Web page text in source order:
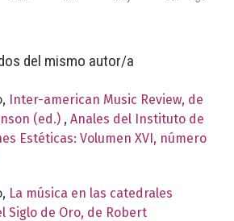
del mismo autor/a
Inter-american Music Review, de
(ed.) , Anales del Instituto de
Estéticas: Volumen XVI, número
La música en las catedrales
Siglo de Oro, de Robert